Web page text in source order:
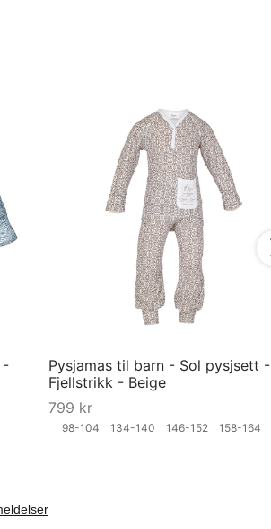
-
Pysjamas til barn - Sol pysjsett -
Fjellstrikk - Beige
799 kr
98-104 134-140 146-152 158-164